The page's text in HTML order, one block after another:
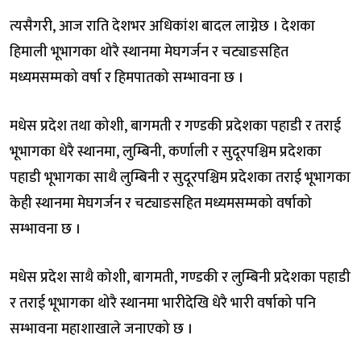
त्यसैगरी, आज राति देशभर अधिकांश बादल लाग्नेछ । देशका
हिमाली भूभागका थोरै स्थानमा मेघगर्जन र चट्याङसहित
मध्यमसम्मको वर्षा र हिमपातको सम्भावना छ ।
मधेस प्रदेश तथा कोशी, बागमती र गण्डकी प्रदेशका पहाडी र तराई
भूभागका धेरै स्थानमा, लुम्बिनी, कर्णाली र सुदूरपश्चिम प्रदेशका
पहाडी भूभागका साथै लुम्बिनी र सुदूरपश्चिम प्रदेशका तराई भूभागका
केही स्थानमा मेघगर्जन र चट्याङसहित मध्यमसम्मको वर्षाको
सम्भावना छ ।
मधेस प्रदेश साथै कोशी, बागमती, गण्डकी र लुम्बिनी प्रदेशका पहाडी
र तराई भूभागका थोरै स्थानमा भारीदेखि धेरै भारी वर्षाको पनि
सम्भावना महाशाखाले जनाएको छ ।